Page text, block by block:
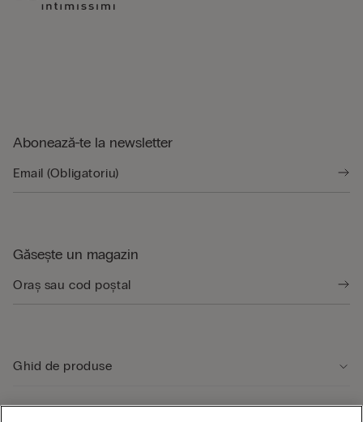
Abonează-te la newsletter
Găsește un magazin
Ghid de produse